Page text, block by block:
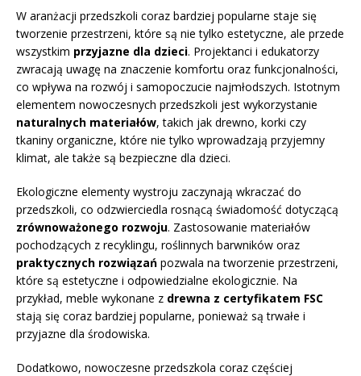
W aranżacji przedszkoli coraz bardziej popularne staje się
tworzenie przestrzeni, które są nie tylko estetyczne, ale przede
wszystkim przyjazne dla dzieci. Projektanci i edukatorzy
zwracają uwagę na znaczenie komfortu oraz funkcjonalności,
co wpływa na rozwój i samopoczucie najmłodszych. Istotnym
elementem nowoczesnych przedszkoli jest wykorzystanie
naturalnych materiałów, takich jak drewno, korki czy
tkaniny organiczne, które nie tylko wprowadzają przyjemny
klimat, ale także są bezpieczne dla dzieci.
Ekologiczne elementy wystroju zaczynają wkraczać do
przedszkoli, co odzwierciedla rosnącą świadomość dotyczącą
zrównoważonego rozwoju. Zastosowanie materiałów
pochodzących z recyklingu, roślinnych barwników oraz
praktycznych rozwiązań pozwala na tworzenie przestrzeni,
które są estetyczne i odpowiedzialne ekologicznie. Na
przykład, meble wykonane z drewna z certyfikatem FSC
stają się coraz bardziej popularne, ponieważ są trwałe i
przyjazne dla środowiska.
Dodatkowo, nowoczesne przedszkola coraz częściej